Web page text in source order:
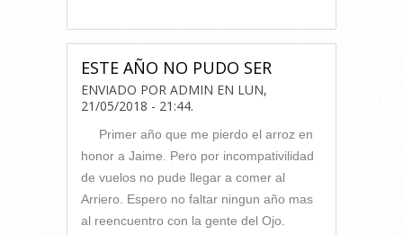
ESTE AÑO NO PUDO SER
ENVIADO POR ADMIN EN LUN,
21/05/2018 - 21:44.
Primer año que me pierdo el arroz en
honor a Jaime. Pero por incompativilidad
de vuelos no pude llegar a comer al
Arriero. Espero no faltar ningun año mas
al reencuentro con la gente del Ojo.